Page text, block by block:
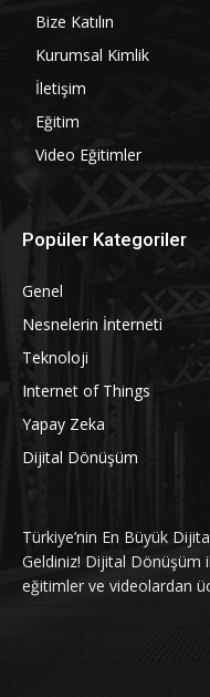
Bize Katılın
Kurumsal Kimlik
İletişim
Eğitim
Video Eğitimler
Popüler Kategoriler
Genel
Nesnelerin İnterneti
Teknoloji
Internet of Things
Yapay Zeka
Dijital Dönüşüm
Türkiye’nin En Büyük
Geldiniz! Dijital Dönüşüm
eğitimler ve videolardan